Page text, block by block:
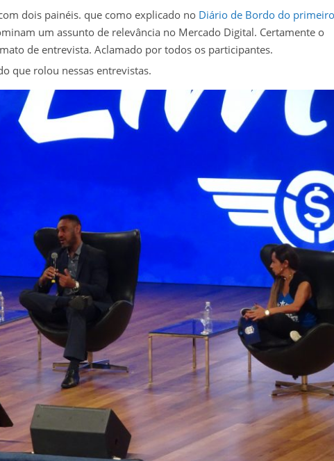
dois painéis. que como explicado no Diário de Bordo do primeiro
um assunto de relevância no Mercado Digital. Certamente o
de entrevista. Aclamado por todos os participantes.
que rolou nessas entrevistas.